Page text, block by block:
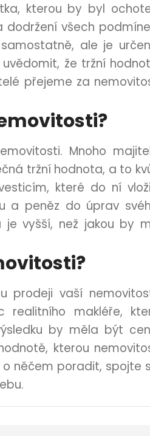
kterou by byl
všech
ale je
že tržní
přejeme za
Mnoho
tržní hodnota, a to
které do ní
a peněz do úprav
vyšší, než jakou by
prodeji vaší
realitního makléře,
by měla být
kterou
něčem poradit, spojte